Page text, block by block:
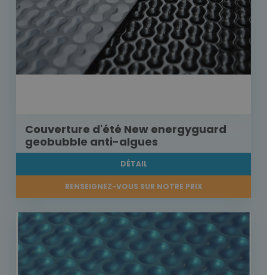
Couverture d'été New energyguard
geobubble anti-algues
DÉTAIL
RENSEIGNEZ-VOUS SUR NOTRE PRIX